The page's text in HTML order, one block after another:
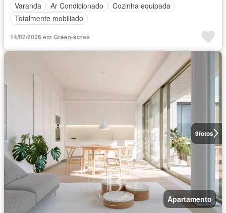
Varanda
Ar Condicionado
Cozinha equipada
Totalmente mobiliado
14/02/2026 em Green-acres
9fotos
Apartamento